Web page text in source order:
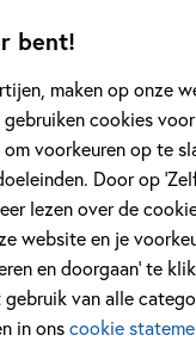
bent!
maken op onze
cookies
voorkeuren op te
Door op
lezen over de
website en je
en doorgaan’ te
van alle
in onscookie
al meer dan 25
miljoenen kinderen
steeds verschijnen
en zijn vrienden
op de hoogte
je dan op de